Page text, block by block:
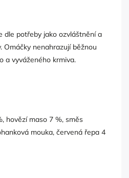
dle potřeby jako ozvláštnění a
Omáčky nenahrazují běžnou
a vyváženého krmiva.
hovězí maso 7 %, směs
mouka, červená řepa 4